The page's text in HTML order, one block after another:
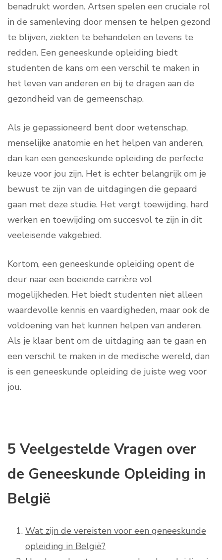
benadrukt worden. Artsen spelen een cruciale rol
in de samenleving door mensen te helpen gezond
te blijven, ziekten te behandelen en levens te
redden. Een geneeskunde opleiding biedt
studenten de kans om een verschil te maken in
het leven van anderen en bij te dragen aan de
gezondheid van de gemeenschap.
Als je gepassioneerd bent door wetenschap,
menselijke anatomie en het helpen van anderen,
dan kan een geneeskunde opleiding de perfecte
keuze voor jou zijn. Het is echter belangrijk om je
bewust te zijn van de uitdagingen die gepaard
gaan met deze studie. Het vergt toewijding, hard
werken en toewijding om succesvol te zijn in dit
veeleisende vakgebied.
Kortom, een geneeskunde opleiding opent de
deur naar een boeiende carrière vol
mogelijkheden. Het biedt studenten niet alleen
waardevolle kennis en vaardigheden, maar ook de
voldoening van het kunnen helpen van anderen.
Als je klaar bent om de uitdaging aan te gaan en
een verschil te maken in de medische wereld, dan
is een geneeskunde opleiding de juiste weg voor
jou.
5 Veelgestelde Vragen over
de Geneeskunde Opleiding in
België
Wat zijn de vereisten voor een geneeskunde
opleiding in België?